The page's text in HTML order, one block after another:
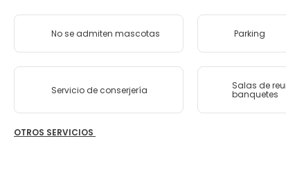
No se admiten mascotas Parking
Servicio de conserjería Salas de
banquetes
OTROS SERVICIOS